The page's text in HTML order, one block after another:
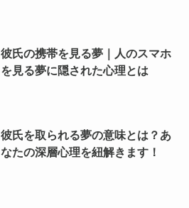
彼氏の携帯を見る夢｜人のスマホ
を見る夢に隠された心理とは
彼氏を取られる夢の意味とは？あ
なたの深層心理を紐解きます！